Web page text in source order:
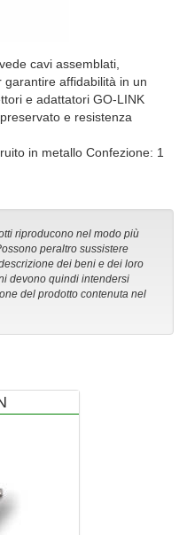
cavi assemblati,
affidabilità in un
e adattatori GO-LINK
e resistenza
in metallo Confezione: 1
riproducono nel modo più
peraltro sussistere
dei beni e dei loro
devono quindi intendersi
del prodotto contenuta nel